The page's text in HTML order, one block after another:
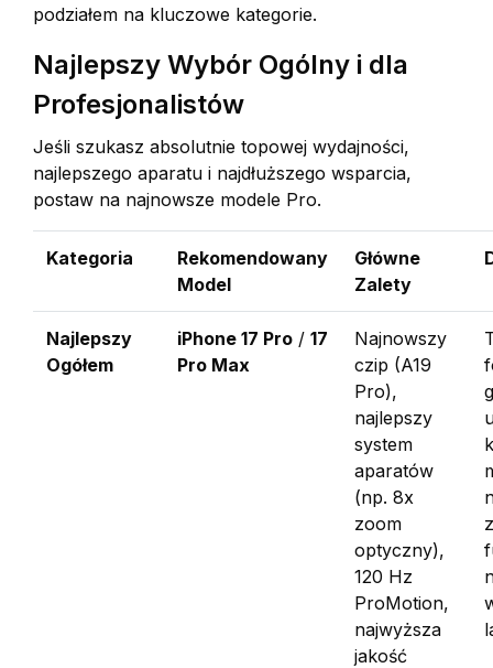
podziałem na kluczowe kategorie.
Najlepszy Wybór Ogólny i dla
Profesjonalistów
Jeśli szukasz absolutnie topowej wydajności,
najlepszego aparatu i najdłuższego wsparcia,
postaw na najnowsze modele Pro.
Kategoria
Rekomendowany
Model
Główne
Zalety
Najlepszy
Ogółem
iPhone 17 Pro / 17
Pro Max
Najnowszy
czip (A19
Pro),
najlepszy
system
aparatów
(np. 8x
zoom
optyczny),
120 Hz
ProMotion,
najwyższa
jakość